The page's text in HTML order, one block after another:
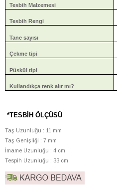
Tesbih Malzemesi
Tesbih Rengi
Tane sayısı
Çekme tipi
Püskül tipi
Kullandıkça renk alır mı?
*TESBİH ÖLÇÜSÜ
Taş Uzunluğu : 11 mm
Taş Genişliği : 7 mm
İmame Uzunluğu : 4 cm
Tespih Uzunluğu : 33 cm